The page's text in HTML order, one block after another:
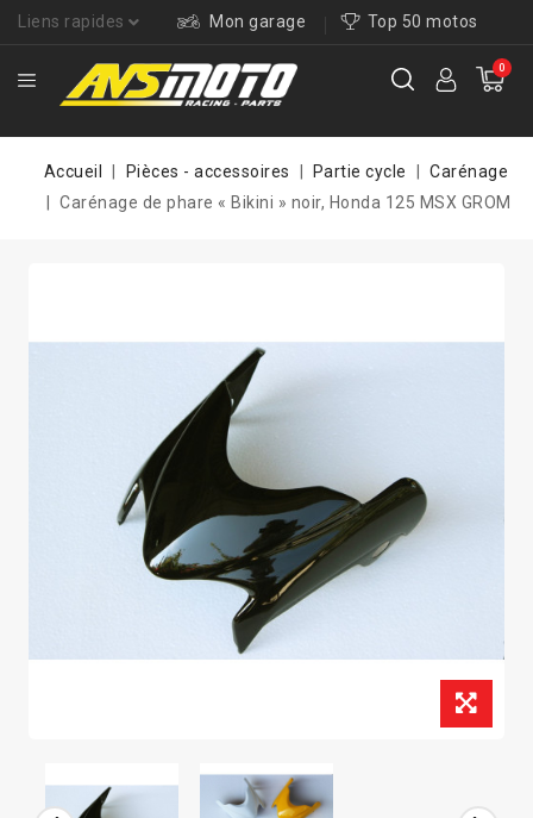
Liens rapides Mon garage Top 50 motos
0
Accueil Pièces - accessoires Partie cycle
Carénage
Carénage de phare « Bikini » noir, Honda 125 MSX GROM